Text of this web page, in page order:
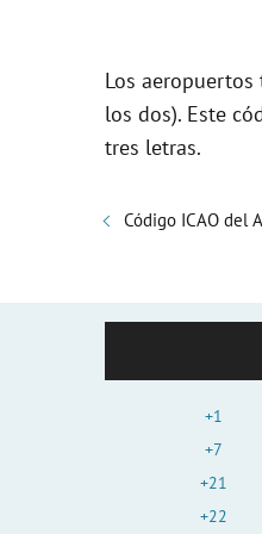
Los
los dos). Este
tres letras.
Código ICAO del
+1
+7
+21
+22